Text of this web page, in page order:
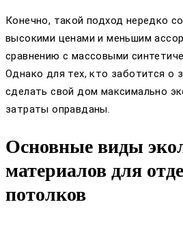
Конечно, такой подход нередко
высокими ценами и меньшим
сравнению с массовыми
Однако для тех, кто заботится о
сделать свой дом максимально
затраты оправданы.
Основные виды
материалов для
потолков